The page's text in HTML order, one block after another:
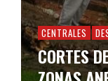
CENTRALES
CORTES